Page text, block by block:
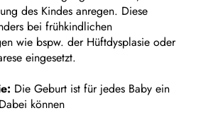
des Kindes anregen. Diese
bei frühkindlichen
wie bspw. der Hüftdysplasie oder
eingesetzt.
Die Geburt ist für jedes Baby ein
können